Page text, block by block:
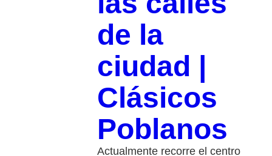
de la
ciudad |
Clásicos
Poblanos
Actualmente recorre el centro